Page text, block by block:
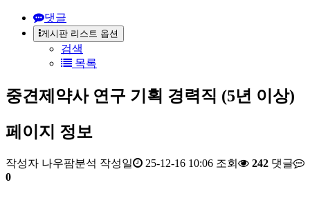
댓글
게시판 리스트 옵션
검색
목록
중견제약사 연구 기획 경력직 (5년 이상)
페이지 정보
작성자 나우팜분석 작성일 25-12-16 10:06 조회 242 댓글
0